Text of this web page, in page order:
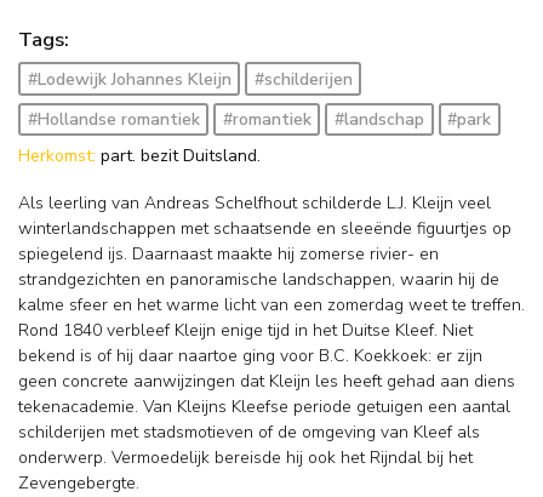
Tags:
#Lodewijk Johannes Kleijn
#schilderijen
#Hollandse romantiek
#romantiek #landschap
#park
Herkomst: part. bezit Duitsland.
Als leerling van Andreas Schelfhout schilderde L.J. Kleijn veel
winterlandschappen met schaatsende en sleeënde figuurtjes op
spiegelend ijs. Daarnaast maakte hij zomerse rivier- en
strandgezichten en panoramische landschappen, waarin hij de
kalme sfeer en het warme licht van een zomerdag weet te treffen.
Rond 1840 verbleef Kleijn enige tijd in het Duitse Kleef. Niet
bekend is of hij daar naartoe ging voor B.C. Koekkoek: er zijn
geen concrete aanwijzingen dat Kleijn les heeft gehad aan diens
tekenacademie. Van Kleijns Kleefse periode getuigen een aantal
schilderijen met stadsmotieven of de omgeving van Kleef als
onderwerp. Vermoedelijk bereisde hij ook het Rijndal bij het
Zevengebergte.